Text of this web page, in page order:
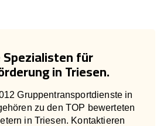
für
in Triesen.
Gruppentransportdienste in
zu den TOP bewerteten
in Triesen. Kontaktieren